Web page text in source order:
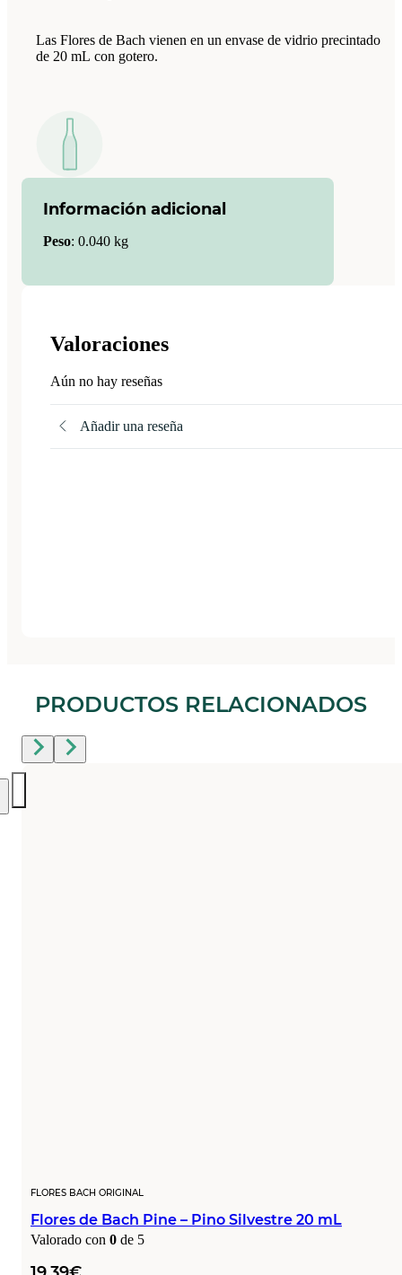
Las Flores de Bach vienen en un envase de vidrio precintado
de 20 mL con gotero.
Información adicional
Peso: 0.040 kg
Valoraciones
Aún no hay reseñas
Añadir una reseña
PRODUCTOS RELACIONADOS
FLORES BACH ORIGINAL
Flores de Bach Pine – Pino Silvestre 20 mL
Valorado con 0 de 5